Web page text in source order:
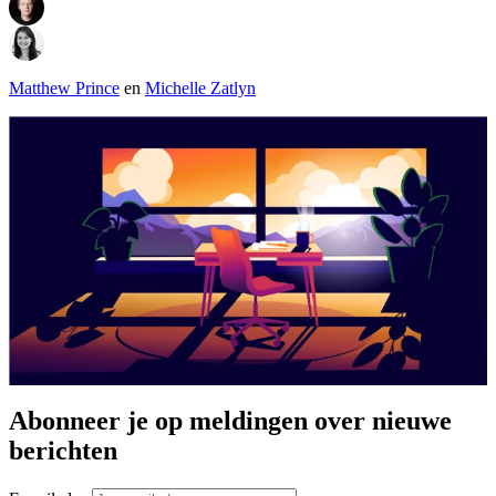
Matthew Prince en Michelle Zatlyn
Abonneer je op meldingen over nieuwe
berichten